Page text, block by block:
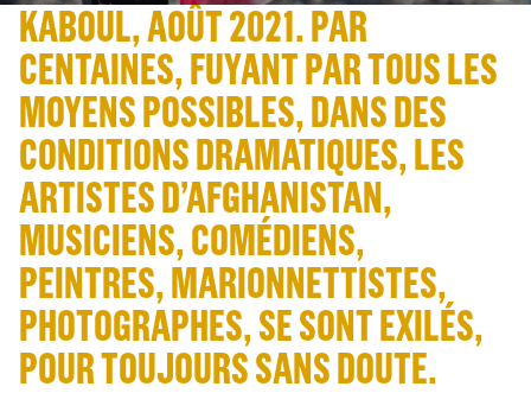
KABOUL, AOÛT 2021. PAR
CENTAINES, FUYANT PAR TOUS LES
MOYENS POSSIBLES, DANS DES
CONDITIONS DRAMATIQUES, LES
ARTISTES D’AFGHANISTAN,
MUSICIENS, COMÉDIENS,
PEINTRES, MARIONNETTISTES,
PHOTOGRAPHES, SE SONT EXILÉS,
POUR TOUJOURS SANS DOUTE.